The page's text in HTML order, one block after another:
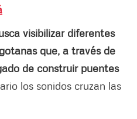
visibilizar diferentes
que, a través de
de construir puentes
los sonidos cruzan las